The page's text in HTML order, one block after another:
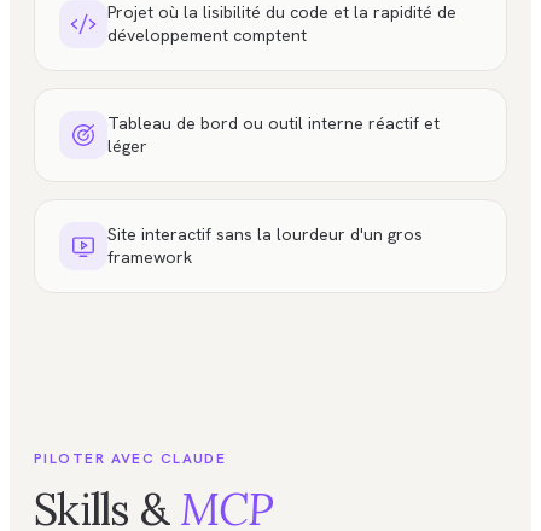
Projet où la lisibilité du code et la rapidité de
développement comptent
Tableau de bord ou outil interne réactif et
léger
Site interactif sans la lourdeur d'un gros
framework
PILOTER AVEC CLAUDE
Skills &MCP